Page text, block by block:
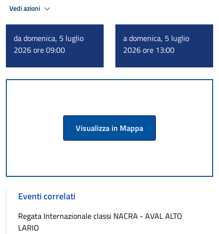
Vedi azioni
da domenica, 5 luglio
2026 ore 09:00
a domenica, 5 luglio
2026 ore 13:00
Visualizza in Mappa
Eventi correlati
Regata Internazionale classi NACRA - AVAL ALTO
LARIO